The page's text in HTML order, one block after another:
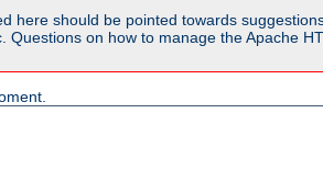
here should be pointed towards
Questions on how to manage the Apache